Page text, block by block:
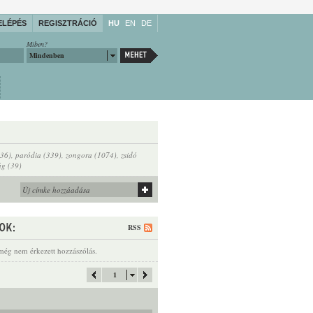
REGISZTRÁCIÓ HU EN DE
Miben?
Mindenben
, paródia (339), zongora (1074), zsidó
(39)
RSS
nem érkezett hozzászólás.
1